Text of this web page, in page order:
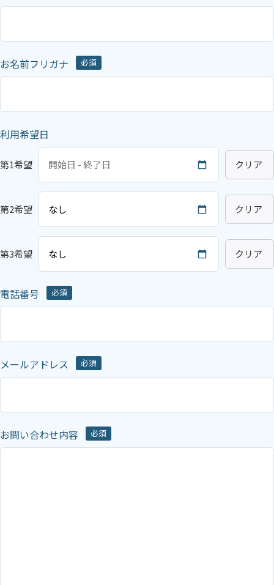
お名前フリガナ 必須
利用希望日
第1希望 クリア
第2希望 クリア
第3希望 クリア
電話番号 必須
メールアドレス 必須
お問い合わせ内容 必須